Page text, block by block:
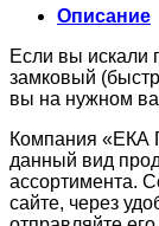
Описание
Если вы искали
замковый
вы на нужном
Компания «ЕКА
данный вид
ассортимента.
сайте, через